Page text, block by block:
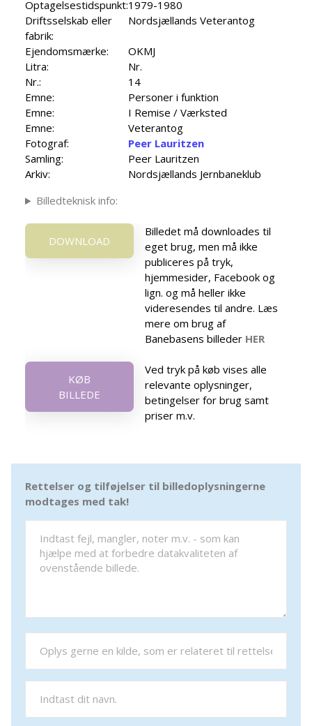
Optagelsestidspunkt:1979-1980
Driftsselskab eller
fabrik:
Nordsjællands Veterantog
Ejendomsmærke:
OKMJ
Litra:
Nr.
Nr.:
14
Emne:
Personer i funktion
Emne:
I Remise / Værksted
Emne:
Veterantog
Fotograf:
Peer Lauritzen
Samling:
Peer Lauritzen
Arkiv:
Nordsjællands Jernbaneklub
Billedteknisk info:
DOWNLOAD
Billedet må downloades til
eget brug, men må ikke
publiceres på tryk,
hjemmesider, Facebook og
lign. og må heller ikke
videresendes til andre. Læs
mere om brug af
Banebasens billeder HER
KØB
BILLEDE
Ved tryk på køb vises alle
relevante oplysninger,
betingelser for brug samt
priser m.v.
Rettelser og tilføjelser til billedoplysningerne
modtages med tak!